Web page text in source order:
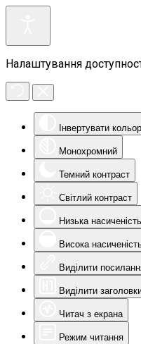
Налаштування
Інвертувати
Монохромний
Темний контраст
Світлий контраст
Низька насиченість
Висока
Виділити
Виділити
Читач з екрана
Режим читання